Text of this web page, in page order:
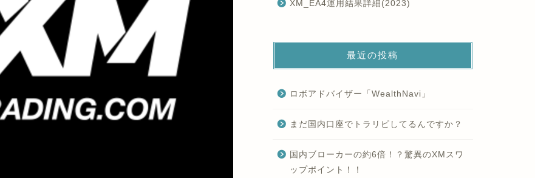
XM_EA4運用結果詳細(2023)
最近の投稿
ロボアドバイザー「WealthNavi」
まだ国内口座でトラリピしてるんですか？
国内ブローカーの約6倍！？驚異のXMスワ
ップポイント！！